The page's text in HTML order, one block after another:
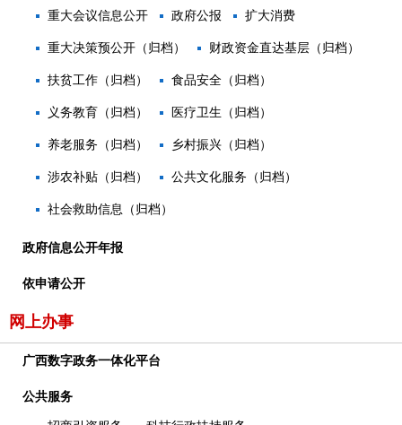
重大会议信息公开 政府公报 扩大消费
重大决策预公开（归档） 财政资金直达基层（归档）
扶贫工作（归档） 食品安全（归档）
义务教育（归档） 医疗卫生（归档）
养老服务（归档） 乡村振兴（归档）
涉农补贴（归档） 公共文化服务（归档）
社会救助信息（归档）
政府信息公开年报
依申请公开
网上办事
广西数字政务一体化平台
公共服务